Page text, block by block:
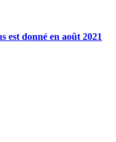
est donné en août 2021